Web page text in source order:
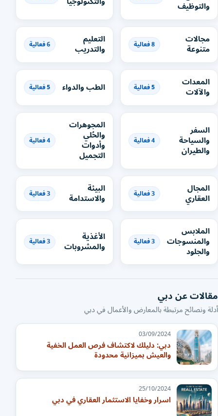
والتوظيف
مجالات
متنوعة 8 فعالية التعليم
والتدريب 6 فعالية
المعدات
والآلات 5 فعالية الطب والدواء 5 فعالية
السفر
والسياحة
والطيران
4 فعالية
المجوهرات
والحُلي
وأدوات
التجميل
4 فعالية
المجال
العقاري 3 فعالية البيئة
والاستدامة 3 فعالية
الملابس
والمنسوجات
والجلود
3 فعالية الأغذية
والمشروبات 3 فعالية
مقالات عن دبي
أدلة ونصائح مرتبطة بالمعارض والأعمال في دبي
03/09/2024
دبي: دليلك لاكتشاف فرص العمل الخفية
والعيش بميزانية محدودة
25/10/2024
اسرار وخفايا الاستثمار العقاري في دبي